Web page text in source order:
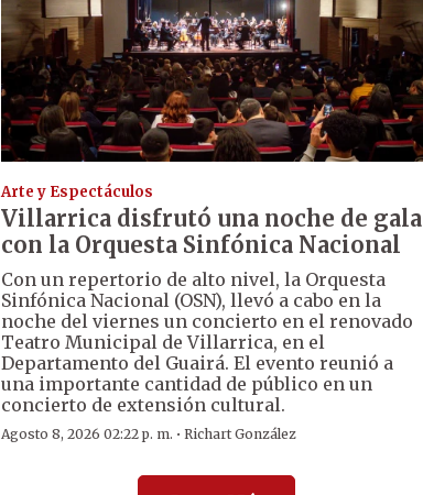
Arte y Espectáculos
Villarrica disfrutó una noche de gala
con la Orquesta Sinfónica Nacional
Con un repertorio de alto nivel, la Orquesta
Sinfónica Nacional (OSN), llevó a cabo en la
noche del viernes un concierto en el renovado
Teatro Municipal de Villarrica, en el
Departamento del Guairá. El evento reunió a
una importante cantidad de público en un
concierto de extensión cultural.
Agosto 8, 2026 02:22 p. m. ·Richart González